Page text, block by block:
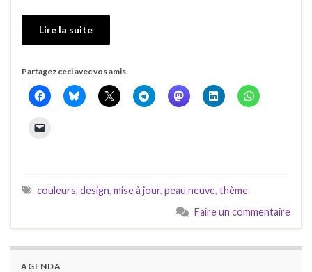
Lire la suite
Partagez ceci avec vos amis
couleurs, design, mise à jour, peau neuve, thème
Faire un commentaire
AGENDA